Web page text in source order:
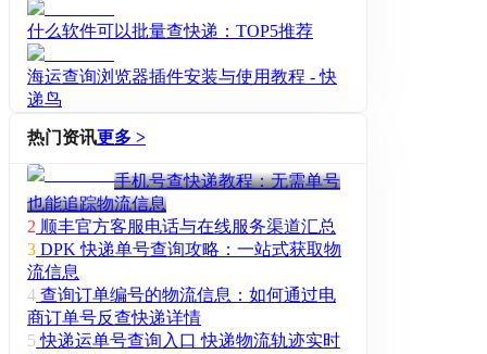
什么软件可以批量查快递：TOP5推荐
海运查询浏览器插件安装与使用教程 - 快
递鸟
热门资讯更多 >
手机号查快递教程：无需单号
也能追踪物流信息
2 顺丰官方客服电话与在线服务渠道汇总
3 DPK 快递单号查询攻略：一站式获取物
流信息
4 查询订单编号的物流信息：如何通过电
商订单号反查快递详情
5 快递运单号查询入口 快递物流轨迹实时